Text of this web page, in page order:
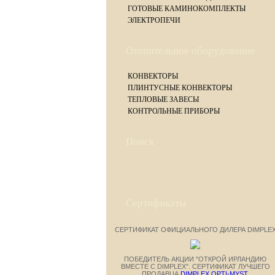
ГОТОВЫЕ КАМИНОКОМПЛЕКТЫ
ЭЛЕКТРОПЕЧИ
КОНВЕКТОРЫ
ПЛИНТУСНЫЕ КОНВЕКТОРЫ
ТЕПЛОВЫЕ ЗАВЕСЫ
КОНТРОЛЬНЫЕ ПРИБОРЫ
СЕРТИФИКАТ ОФИЦИАЛЬНОГО ДИЛЕРА
ПОБЕДИТЕЛЬ АКЦИИ "ОТКРОЙ ИРЛАНДИЮ
ВМЕСТЕ С DIMPLEX". СЕРТИФИКАТ ЛУЧШЕГО